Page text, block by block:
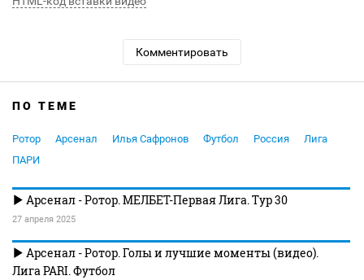
Комментировать
ПО ТЕМЕ
Ротор Арсенал Илья Сафронов Футбол Россия
Лига
ПАРИ
Арсенал - Ротор. МЕЛБЕТ-Первая Лига. Тур 30
27 апреля 2025
Арсенал - Ротор. Голы и лучшие моменты (видео).
Лига PARI. Футбол